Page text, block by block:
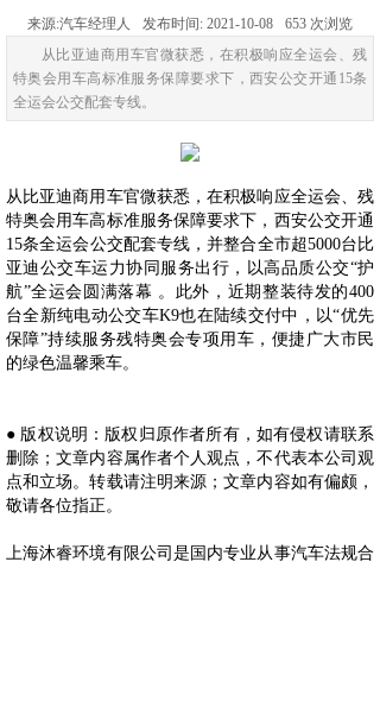
来源:汽车经理人 发布时间: 2021-10-08 653 次浏览
从比亚迪商用车官微获悉，在积极响应全运会、残
特奥会用车高标准服务保障要求下，西安公交开通15条
全运会公交配套专线。
从比亚迪商用车官微获悉，在积极响应全运会、残
特奥会用车高标准服务保障要求下，西安公交开通
15条全运会公交配套专线，并整合全市超5000台比
亚迪公交车运力协同服务出行，以高品质公交“护
航”全运会圆满落幕 。此外，近期整装待发的400
台全新纯电动公交车K9也在陆续交付中，以“优先
保障”持续服务残特奥会专项用车，便捷广大市民
的绿色温馨乘车。
● 版权说明：版权归原作者所有，如有侵权请联系
删除；文章内容属作者个人观点，不代表本公司观
点和立场。转载请注明来源；文章内容如有偏颇，
敬请各位指正。
上海沐睿环境有限公司是国内专业从事汽车法规合